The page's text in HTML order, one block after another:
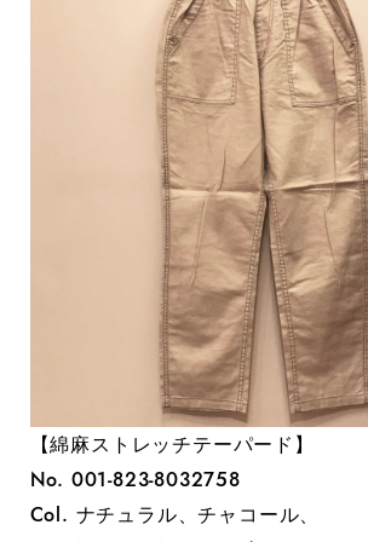
【綿麻ストレッチテーパード】
No. 001-823-8032758
Col. ナチュラル、チャコール、